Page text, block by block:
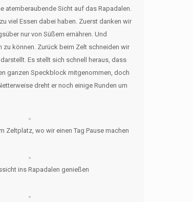
atemberaubende Sicht auf das Rapadalen.
viel Essen dabei haben. Zuerst danken wir
nur von Süßem ernähren. Und
zu können. Zurück beim Zelt schneiden wir
Es stellt sich schnell heraus, dass
ganzen Speckblock mitgenommen, doch
dreht er noch einige Runden um
Zeltplatz, wo wir einen Tag Pause machen
ins Rapadalen genießen